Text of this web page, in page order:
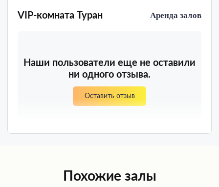
VIP-комната Туран Аренда залов
Наши пользователи еще не оставили
ни одного отзыва.
Оставить отзыв
Похожие залы